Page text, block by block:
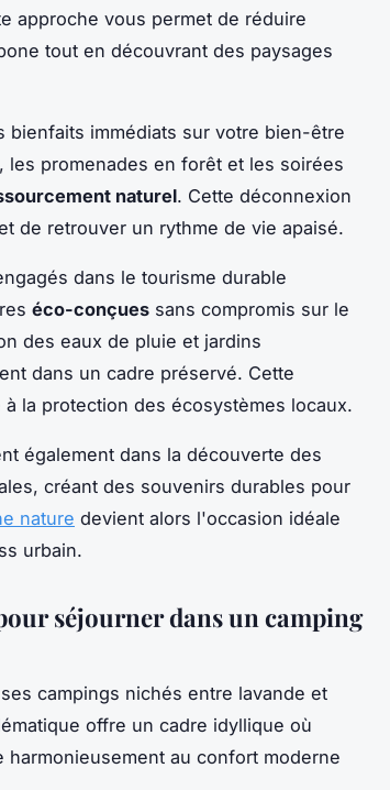
approche vous permet de réduire
tout en découvrant des paysages
bienfaits immédiats sur votre bien-être
les promenades en forêt et les soirées
naturel. Cette déconnexion
de retrouver un rythme de vie apaisé.
dans le tourisme durable
éco-conçues sans compromis sur le
des eaux de pluie et jardins
dans un cadre préservé. Cette
la protection des écosystèmes locaux.
également dans la découverte des
créant des souvenirs durables pour
nature devient alors l'occasion idéale
urbain.
séjourner dans un camping
campings nichés entre lavande et
offre un cadre idyllique où
au confort moderne